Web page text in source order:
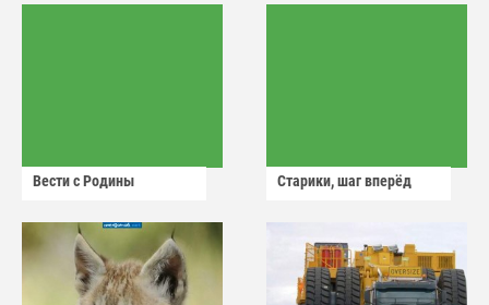
Вести с Родины Старики, шаг вперёд